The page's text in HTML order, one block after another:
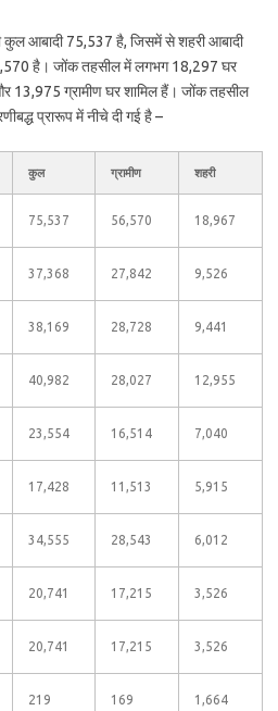
आबादी 75,537 है, जिसमें से शहरी आबादी
है। जोंक तहसील में लगभग 18,297 घर
13,975 ग्रामीण घर शामिल हैं। जोंक तहसील
प्रारूप में नीचे दी गई है –
कुल ग्रामीण शहरी
75,537 56,570 18,967
37,368 27,842 9,526
38,169 28,728 9,441
40,982 28,027 12,955
23,554 16,514 7,040
17,428 11,513 5,915
34,555 28,543 6,012
20,741 17,215 3,526
20,741 17,215 3,526
219 169 1,664